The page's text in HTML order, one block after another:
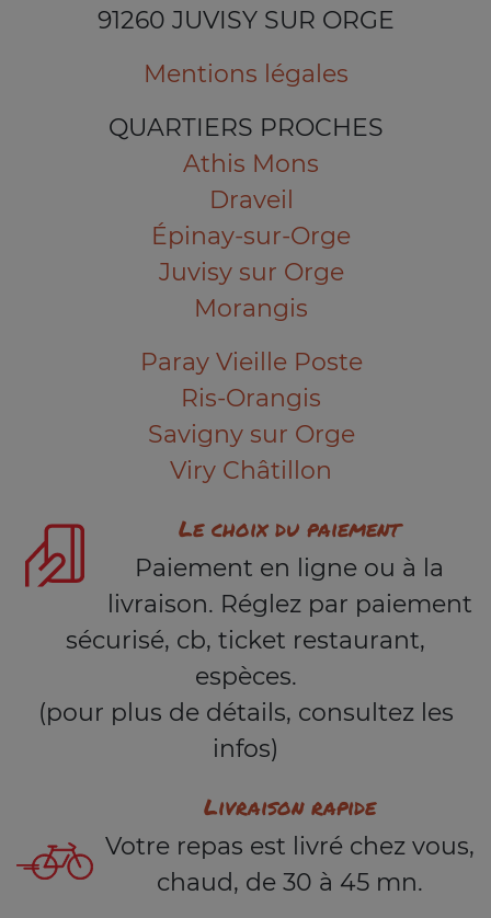
91260 JUVISY SUR ORGE
Mentions légales
QUARTIERS PROCHES
Athis Mons
Draveil
Épinay-sur-Orge
Juvisy sur Orge
Morangis
Paray Vieille Poste
Ris-Orangis
Savigny sur Orge
Viry Châtillon
Le choix du paiement
Paiement en ligne ou à la
livraison. Réglez par paiement
sécurisé, cb, ticket restaurant,
espèces.
(pour plus de détails, consultez les
infos)
Livraison rapide
Votre repas est livré chez vous,
chaud, de 30 à 45 mn.